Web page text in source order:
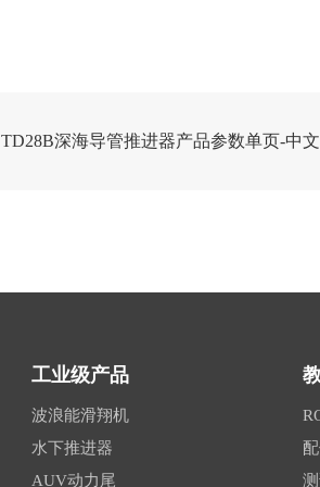
TD28B深海导管推进器产品参数单页-中
工业级产品
波浪能滑翔机
水下推进器
AUV动力尾